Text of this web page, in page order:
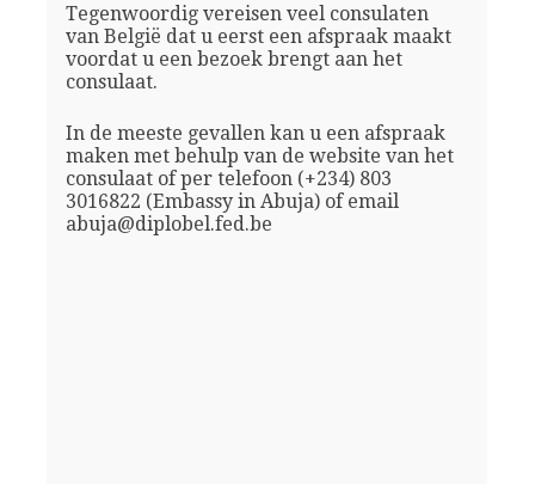
Tegenwoordig vereisen veel consulaten
van België dat u eerst een afspraak maakt
voordat u een bezoek brengt aan het
consulaat.
In de meeste gevallen kan u een afspraak
maken met behulp van de website van het
consulaat of per telefoon (+234) 803
3016822 (Embassy in Abuja) of email
abuja@diplobel.fed.be